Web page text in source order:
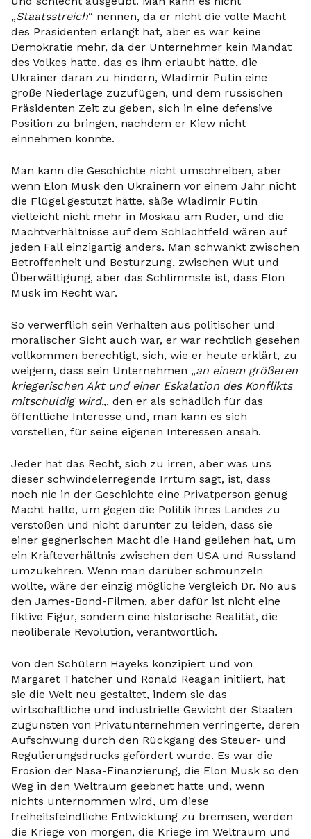
„Staatsstreich“ nennen, da er nicht die volle Macht
des Präsidenten erlangt hat, aber es war keine
Demokratie mehr, da der Unternehmer kein Mandat
des Volkes hatte, das es ihm erlaubt hätte, die
Ukrainer daran zu hindern, Wladimir Putin eine
große Niederlage zuzufügen, und dem russischen
Präsidenten Zeit zu geben, sich in eine defensive
Position zu bringen, nachdem er Kiew nicht
einnehmen konnte.
Man kann die Geschichte nicht umschreiben, aber
wenn Elon Musk den Ukrainern vor einem Jahr nicht
die Flügel gestutzt hätte, säße Wladimir Putin
vielleicht nicht mehr in Moskau am Ruder, und die
Machtverhältnisse auf dem Schlachtfeld wären auf
jeden Fall einzigartig anders. Man schwankt zwischen
Betroffenheit und Bestürzung, zwischen Wut und
Überwältigung, aber das Schlimmste ist, dass Elon
Musk im Recht war.
So verwerflich sein Verhalten aus politischer und
moralischer Sicht auch war, er war rechtlich gesehen
vollkommen berechtigt, sich, wie er heute erklärt, zu
weigern, dass sein Unternehmen „an einem größeren
kriegerischen Akt und einer Eskalation des Konflikts
mitschuldig wird„, den er als schädlich für das
öffentliche Interesse und, man kann es sich
vorstellen, für seine eigenen Interessen ansah.
Jeder hat das Recht, sich zu irren, aber was uns
dieser schwindelerregende Irrtum sagt, ist, dass
noch nie in der Geschichte eine Privatperson genug
Macht hatte, um gegen die Politik ihres Landes zu
verstoßen und nicht darunter zu leiden, dass sie
einer gegnerischen Macht die Hand geliehen hat, um
ein Kräfteverhältnis zwischen den USA und Russland
umzukehren. Wenn man darüber schmunzeln
wollte, wäre der einzig mögliche Vergleich Dr. No aus
den James-Bond-Filmen, aber dafür ist nicht eine
fiktive Figur, sondern eine historische Realität, die
neoliberale Revolution, verantwortlich.
Von den Schülern Hayeks konzipiert und von
Margaret Thatcher und Ronald Reagan initiiert, hat
sie die Welt neu gestaltet, indem sie das
wirtschaftliche und industrielle Gewicht der Staaten
zugunsten von Privatunternehmen verringerte, deren
Aufschwung durch den Rückgang des Steuer- und
Regulierungsdrucks gefördert wurde. Es war die
Erosion der Nasa-Finanzierung, die Elon Musk so den
Weg in den Weltraum geebnet hatte und, wenn
nichts unternommen wird, um diese
freiheitsfeindliche Entwicklung zu bremsen, werden
die Kriege von morgen, die Kriege im Weltraum und